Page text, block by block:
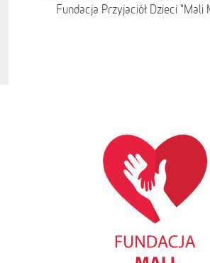
Fundacja Przyjaciół Dzieci "Mali